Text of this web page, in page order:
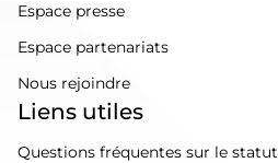
Espace presse
Espace partenariats
Nous rejoindre
Liens utiles
Questions fréquentes sur le statut